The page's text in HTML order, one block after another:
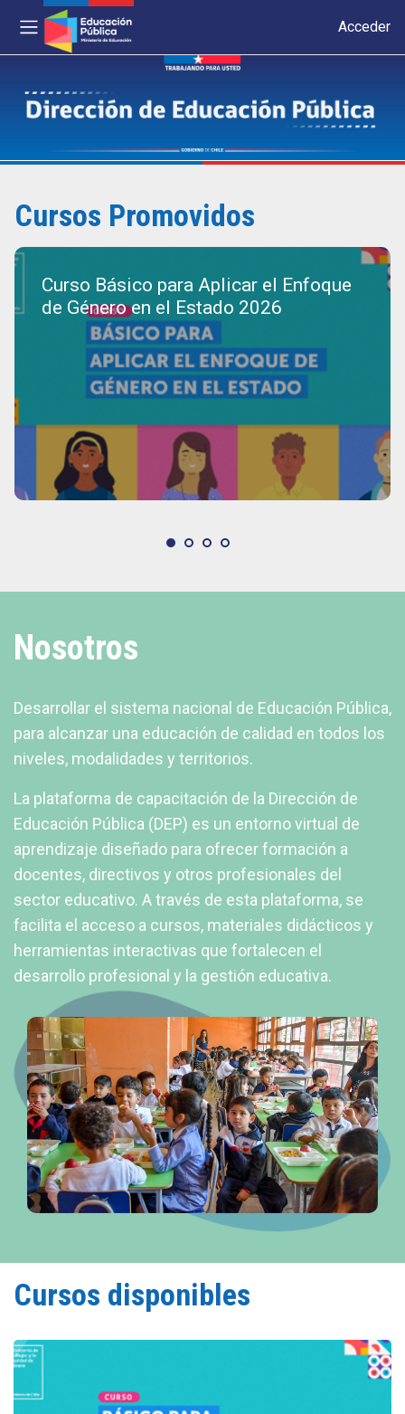
Salta al contenido principal
Panel lateral
Acceder
Cursos Promovidos
Curso Básico para Aplicar el Enfoque
de Género en el Estado 2026
Nosotros
Desarrollar el sistema nacional de Educación Pública,
para alcanzar una educación de calidad en todos los
niveles, modalidades y territorios.
La plataforma de capacitación de la Dirección de
Educación Pública (DEP) es un entorno virtual de
aprendizaje diseñado para ofrecer formación a
docentes, directivos y otros profesionales del
sector educativo. A través de esta plataforma, se
facilita el acceso a cursos, materiales didácticos y
herramientas interactivas que fortalecen el
desarrollo profesional y la gestión educativa.
Cursos disponibles